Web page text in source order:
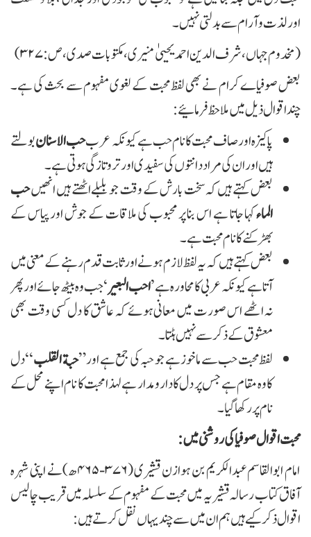
اورلذت و آرام سے بدلتی نہیں۔
(مخدوم جہاں، شرف الدین احمد یحییٰ منیری ، مکتوبات صدی، ص:۳۲۷)
بعض صوفیاے کرام نے بھی لفظ محبت کے لغوی مفہوم سے بحث کی ہے۔
چند اقوال ذیل میں ملاحظ فرمائیے:
پاکیزہ اور صاف محبت کا نام حب ہے کیونکہ عربحب الاسنانبولتے
ہیں اور ان کی مراد دانتوں کی سفیدی اور تروتازگی ہوتی ہے۔
بعض کہتے ہیں کہ سخت بارش کے وقت جو بلبلے اٹھتے ہیں انھیںحب
الماءکہا جاتا ہے اس بنا پر محبوب کی ملاقات کے جوش اور پیاس کے
بھڑکنے کا نام محبت ہے۔
بعض کہتے ہیں کہ یہ لفظ لازم ہونے اور ثابت قدم رہنے کے معنی میں
آتا ہے کیونکہ عربی کا محاورہ ہے’احب البعير‘ جب وہ بیٹھ جائے اور پھر
نہ اٹھے اس صورت میں معانی ہوئے کہ عاشق کا دل کسی وقت بھی
معشوق کے ذکر سے نہیں ہٹتا۔
لفظ محبت حب سے ماخوز ہے جو حبہ کی جمع ہے اور ”حبة القلب‘‘ دل
کا وہ مقام ہے جس پر دل کا دارومدار ہے لہذا محبت کا نام اپنے محل کے
نام پر رکھا گیا ۔
محبت اقوال صوفیا کی روشنی میں:
امام ابوالقاسم عبدالکریم بن ہوازن قشیری (۳۷۶-۴۶۵ھ) نے اپنی شہرہ
آفاق کتاب رسالہ قشیریہ میں محبت کے مفہوم کے سلسلہ میں قریب چالیس
اقوال ذکر کیے ہیں ہم ان میں سے چند یہاں نقل کرتے ہیں: